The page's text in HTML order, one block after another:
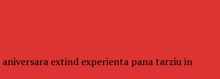
extind experienta pana tarziu in